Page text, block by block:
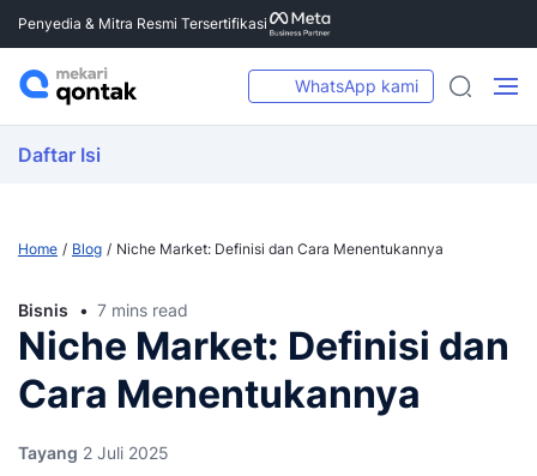
Penyedia & Mitra Resmi Tersertifikasi
WhatsApp kami
Daftar Isi
Home Blog Niche Market: Definisi dan Cara Menentukannya
Bisnis 7 mins read
Niche Market: Definisi dan
Cara Menentukannya
Tayang 2 Juli 2025